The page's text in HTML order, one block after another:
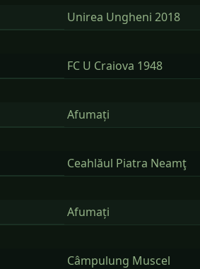
Unirea Ungheni 2018
FC U Craiova 1948
Afumați
Ceahlăul Piatra Neamţ
Afumați
Câmpulung Muscel